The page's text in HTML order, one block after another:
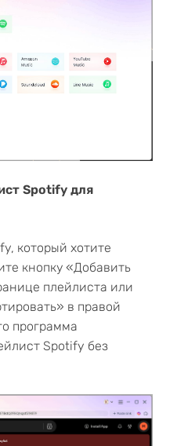
Spotify для
который хотите
кнопку «Добавить
плейлиста или
в правой
программа
Spotify без